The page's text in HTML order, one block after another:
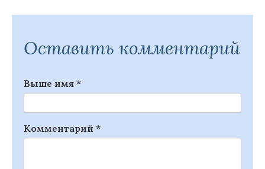
Оставить комментарий
Выше имя *
Комментарий *